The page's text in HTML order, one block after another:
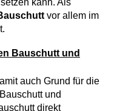
kann. Als
vor allem im
Bauschutt und
auch Grund für die
und
direkt